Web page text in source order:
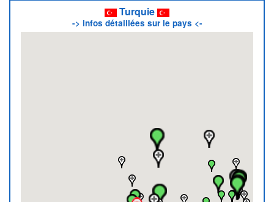
Turquie
-> infos détaillées sur le pays <-